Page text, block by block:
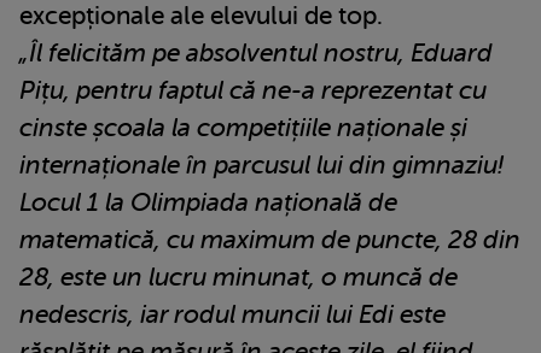
excepționale ale elevului de top.
„Îl felicităm pe absolventul nostru, Eduard
Pițu, pentru faptul că ne-a reprezentat cu
cinste școala la competițiile naționale și
internaționale în parcusul lui din gimnaziu!
Locul 1 la Olimpiada națională de
matematică, cu maximum de puncte, 28 din
28, este un lucru minunat, o muncă de
nedescris, iar rodul muncii lui Edi este